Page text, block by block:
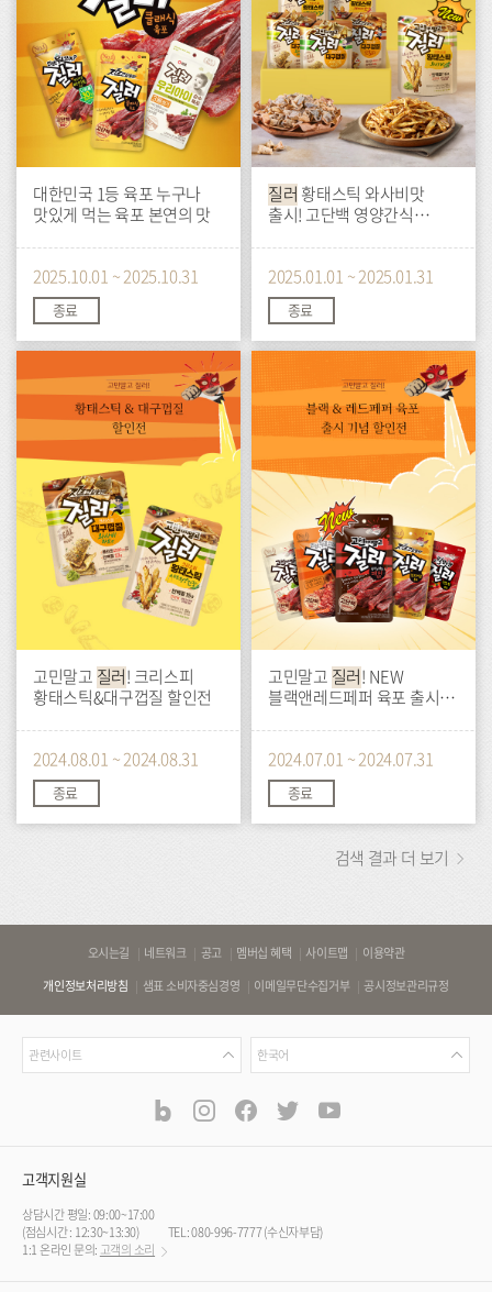
대한민국 1등 육포 누구나
맛있게 먹는 육포 본연의 맛
2025.10.01 ~ 2025.10.31
종료
질러 황태스틱 와사비맛
출시! 고단백 영양간식
2025.01.01 ~ 2025.01.31
종료
벤
고민말고 질러! 크리스피
황태스틱&대구껍질 할인전
2024.08.01 ~ 2024.08.31
종료
벤
트
고민말고 질러! NEW
블랙앤레드페퍼 육포 출시
2024.07.01 ~ 2024.07.31
종료
검색 결과 더 보기
오시는길 네트워크 공고 멤버십 혜택 사이트맵
이용약관
개인정보처리방침
샘표 소비자중심경영 이메일무단수집거부 공시정보관리규정
관
련
관련사이트
언
어
한국어
널
blog instagramfacebook
twitter
고객지원실
상담시간 평일: 09:00~17:00
(점심시간 : 12:30~13:30)
TEL: 080-996-7777 (수신자부담)
1:1 온라인 문의: 고객의 소리